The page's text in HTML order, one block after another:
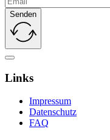
Senden
Links
Impressum
Datenschutz
FAQ